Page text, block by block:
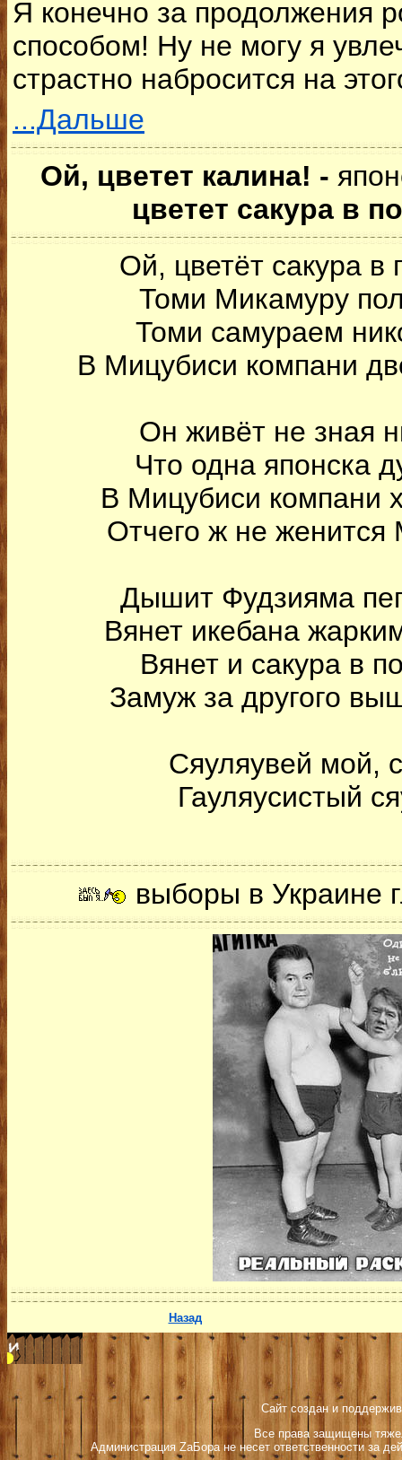
Я конечно за продолжения
способом! Ну не могу я
страстно набросится на
...Дальше
Ой, цветет калина! -
цветет сакура в
Ой, цветёт сакура в
Томи Микамуру
Томи самураем
В Мицубиси компани
Он живёт не зная
Что одна японска
В Мицубиси компани
Отчего ж не женится
Дышит Фудзияма
Вянет икебана
Вянет и сакура в
Замуж за другого
Сяуляувей мой,
Гауляусистый
выборы в Украине
Назад
Сайт создан и
Все права защищены
Администрация ZаБора не несет ответственности за